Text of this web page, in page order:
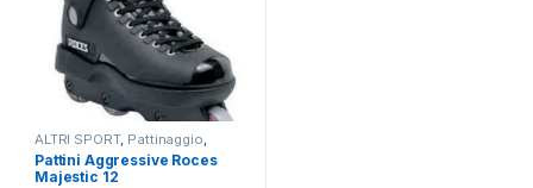
ALTRI SPORT, Pattinaggio
Pattini da Stunt
Pattini Aggressive Roces
Majestic 12